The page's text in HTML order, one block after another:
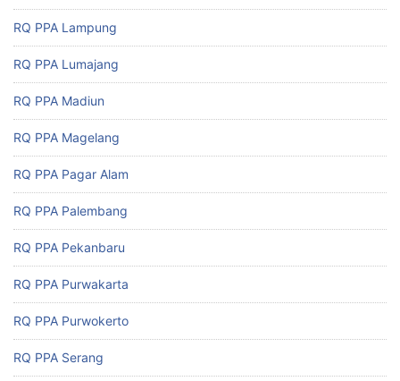
RQ PPA Lampung
RQ PPA Lumajang
RQ PPA Madiun
RQ PPA Magelang
RQ PPA Pagar Alam
RQ PPA Palembang
RQ PPA Pekanbaru
RQ PPA Purwakarta
RQ PPA Purwokerto
RQ PPA Serang